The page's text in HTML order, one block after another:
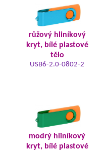
růžový hliníkový
kryt, bílé plastové
tělo
USB6-2.0-0802-2
modrý hliníkový
kryt, bílé plastové